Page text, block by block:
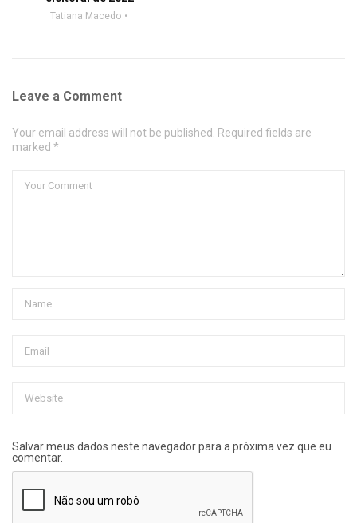
Tatiana Macedo
Leave a Comment
Your email address will not be published. Required fields are
marked *
Salvar meus dados neste navegador para a próxima vez que eu
comentar.